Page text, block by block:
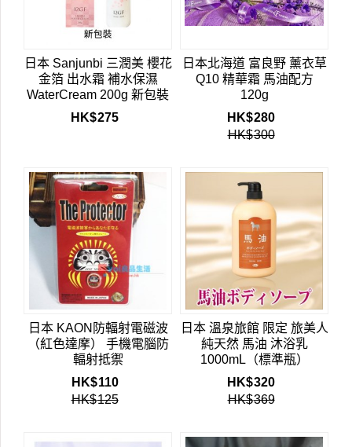
日本 Sanjunbi 三潤美 櫻花
金箔 出水霜 補水保濕
WaterCream 200g 新包裝
HK$275
日本北海道 富良野 薰衣草
Q10 精華霜 馬油配方
120g
HK$280
HK$300
日本 KAON防輻射電磁波
（紅色達摩） 手機電腦防
輻射抵禦
HK$110
HK$125
日本 溫泉旅館 限定 旅美人
純天然 馬油 沐浴乳
1000mL（標準瓶）
HK$320
HK$369